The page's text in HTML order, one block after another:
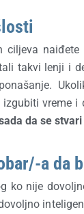
ciljeva
takvi lenji i
vreme
da se
a da
ko nije